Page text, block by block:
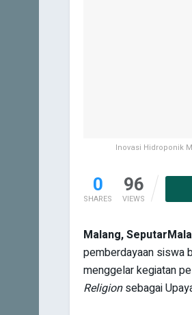
Inovasi Hidroponik
0
SHARES
96
VIEWS
Malang,
pemberdayaan siswa
menggelar kegiatan
Religionsebagai